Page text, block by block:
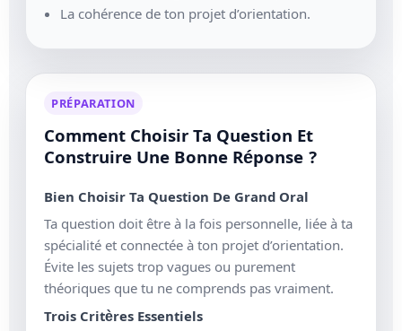
La cohérence de ton projet d’orientation.
PRÉPARATION
Comment Choisir Ta Question Et
Construire Une Bonne Réponse ?
Bien Choisir Ta Question De Grand Oral
Ta question doit être à la fois personnelle, liée à ta
spécialité et connectée à ton projet d’orientation.
Évite les sujets trop vagues ou purement
théoriques que tu ne comprends pas vraiment.
Trois Critères Essentiels